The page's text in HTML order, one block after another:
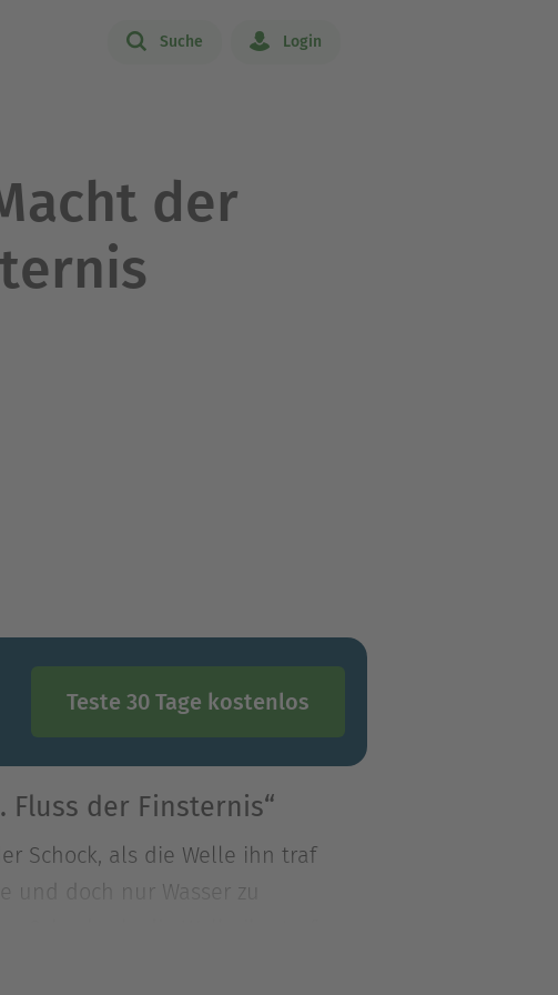
Suche Login
der
Teste 30 Tage kostenlos
Fluss der Finsternis“
Schock, als die Welle ihn traf
doch nur Wasser zu
doch nur Wasser zum